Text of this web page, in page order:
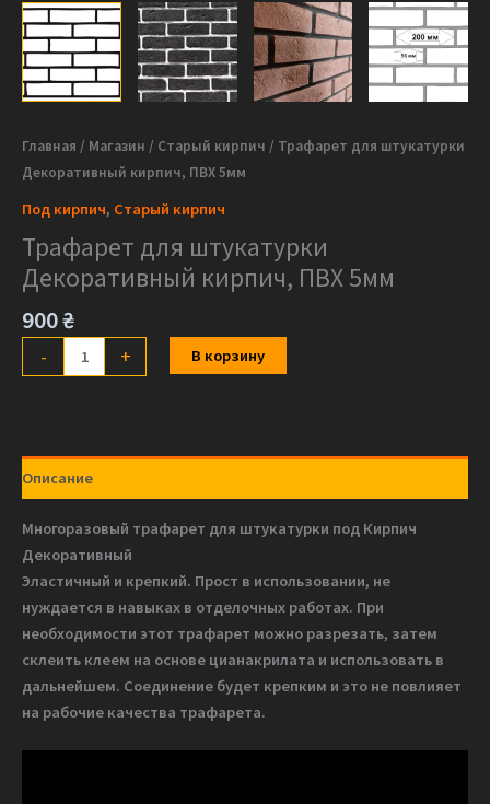
Главная / Магазин / Старый кирпич / Трафарет для штукатурки
Декоративный кирпич, ПВХ 5мм
Под кирпич, Старый кирпич
Трафарет для штукатурки
Декоративный кирпич, ПВХ 5мм
900₴
-
Количество
товара
штукатурки
Декоративный
ПВХ
5мм
+ В корзину
Описание
Многоразовый трафарет для штукатурки под Кирпич
Декоративный
Эластичный и крепкий. Прост в использовании, не
нуждается в навыках в отделочных работах. При
необходимости этот трафарет можно разрезать, затем
склеить клеем на основе цианакрилата и использовать в
дальнейшем. Соединение будет крепким и это не повлияет
на рабочие качества трафарета.